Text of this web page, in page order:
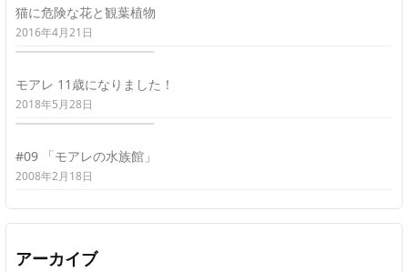
猫に危険な花と観葉植物
2016年4月21日
モアレ 11歳になりました！
2018年5月28日
#09 「モアレの水族館」
2008年2月18日
アーカイブ